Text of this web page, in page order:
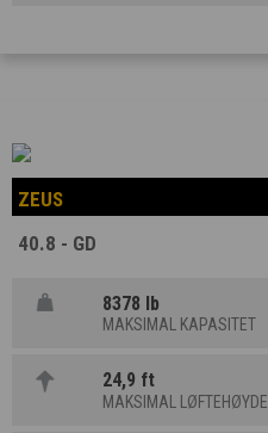
ZEUS
40.8 - GD
8378 lb
MAKSIMAL KAPASITET
24,9 ft
MAKSIMAL LØFTEHØYDE